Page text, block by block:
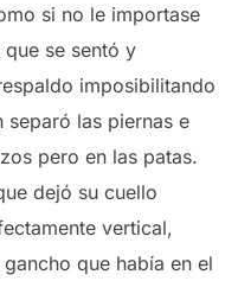
si no le importase
se sentó y
imposibilitando
separó las piernas e
pero en las patas.
dejó su cuello
vertical,
que había en el